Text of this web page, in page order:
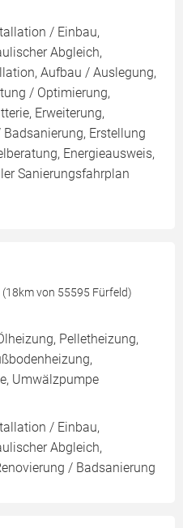
/ Einbau,
Abgleich,
Aufbau / Auslegung,
/ Optimierung,
Erweiterung,
Erstellung
Energieausweis,
Sanierungsfahrplan
von 55595 Fürfeld)
Pelletheizung,
Umwälzpumpe
/ Einbau,
Abgleich,
/ Badsanierung